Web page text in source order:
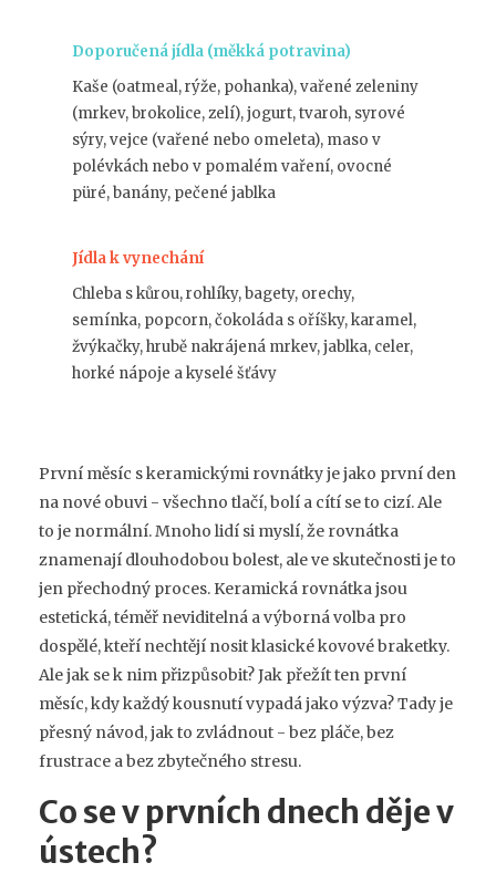
Doporučená jídla (měkká potravina)
Kaše (oatmeal, rýže, pohanka), vařené zeleniny
(mrkev, brokolice, zelí), jogurt, tvaroh, syrové
sýry, vejce (vařené nebo omeleta), maso v
polévkách nebo v pomalém vaření, ovocné
püré, banány, pečené jablka
Jídla k vynechání
Chleba s kůrou, rohlíky, bagety, orechy,
semínka, popcorn, čokoláda s oříšky, karamel,
žvýkačky, hrubě nakrájená mrkev, jablka, celer,
horké nápoje a kyselé šťávy
První měsíc s keramickými rovnátky je jako první den
na nové obuvi - všechno tlačí, bolí a cítí se to cizí. Ale
to je normální. Mnoho lidí si myslí, že rovnátka
znamenají dlouhodobou bolest, ale ve skutečnosti je to
jen přechodný proces. Keramická rovnátka jsou
estetická, téměř neviditelná a výborná volba pro
dospělé, kteří nechtějí nosit klasické kovové braketky.
Ale jak se k nim přizpůsobit? Jak přežít ten první
měsíc, kdy každý kousnutí vypadá jako výzva? Tady je
přesný návod, jak to zvládnout - bez pláče, bez
frustrace a bez zbytečného stresu.
Co se v prvních dnech děje v
ústech?